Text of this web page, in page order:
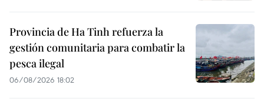
Provincia de Ha Tinh refuerza la
gestión comunitaria para combatir la
pesca ilegal
06/08/2026 18:02